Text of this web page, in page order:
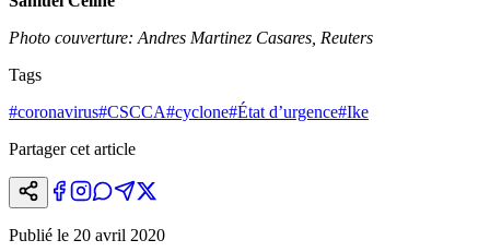
Photo couverture: Andres Martinez Casares, Reuters
Tags
#coronavirus#CSCCA#cyclone#État d’urgence#Ike
Partager cet article
Publié le 20 avril 2020